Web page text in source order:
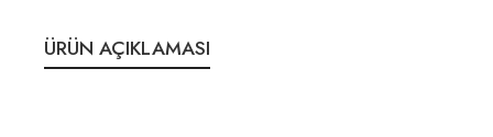
ÜRÜN AÇIKLAMASI